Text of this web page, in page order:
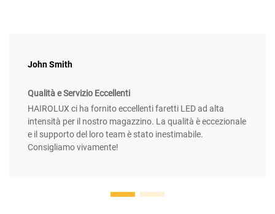
John Smith
Qualità e Servizio Eccellenti
HAIROLUX ci ha fornito eccellenti faretti LED ad alta
intensità per il nostro magazzino. La qualità è eccezionale
e il supporto del loro team è stato inestimabile.
Consigliamo vivamente!